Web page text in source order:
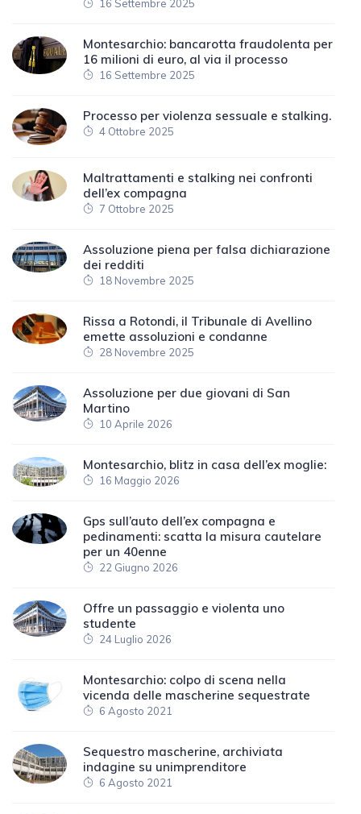
16 Settembre 2025
Montesarchio: bancarotta fraudolenta per
16 milioni di euro, al via il processo
16 Settembre 2025
Processo per violenza sessuale e stalking.
4 Ottobre 2025
Maltrattamenti e stalking nei confronti
dell’ex compagna
7 Ottobre 2025
Assoluzione piena per falsa dichiarazione
dei redditi
18 Novembre 2025
Rissa a Rotondi, il Tribunale di Avellino
emette assoluzioni e condanne
28 Novembre 2025
Assoluzione per due giovani di San
Martino
10 Aprile 2026
Montesarchio, blitz in casa dell’ex moglie:
16 Maggio 2026
Gps sull’auto dell’ex compagna e
pedinamenti: scatta la misura cautelare
per un 40enne
22 Giugno 2026
Offre un passaggio e violenta uno
studente
24 Luglio 2026
Montesarchio: colpo di scena nella
vicenda delle mascherine sequestrate
6 Agosto 2021
Sequestro mascherine, archiviata
indagine su unimprenditore
6 Agosto 2021